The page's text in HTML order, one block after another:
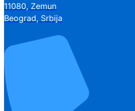
11080, Zemun
Beograd, Srbija